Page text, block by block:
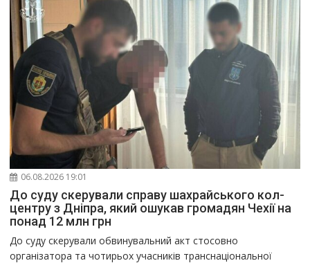
06.08.2026 19:01
До суду скерували справу шахрайського кол-
центру з Дніпра, який ошукав громадян Чехії на
понад 12 млн грн
До суду скерували обвинувальний акт стосовно
організатора та чотирьох учасників транснаціональної